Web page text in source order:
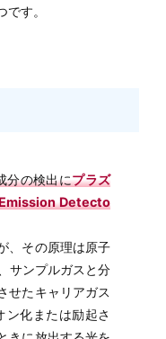
す。
分の検出にプラズ
Detecto
、その原理は原子
サンプルガスと分
せたキャリアガス
ン化または励起さ